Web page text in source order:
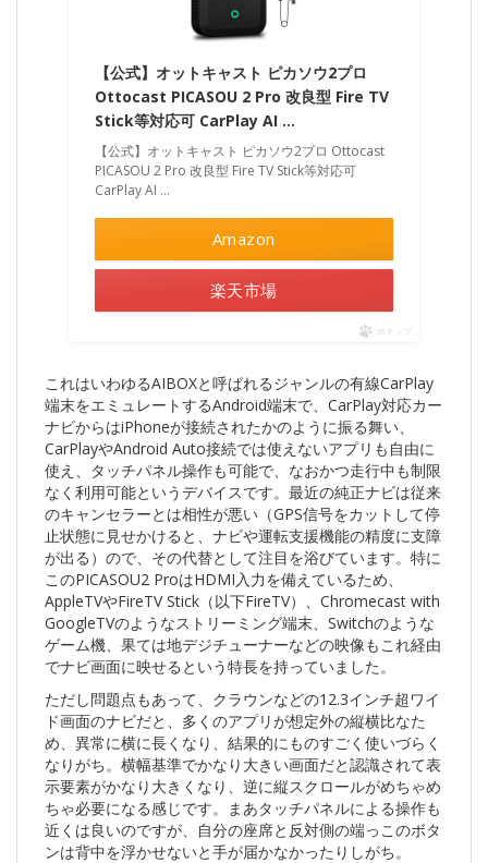
【公式】オットキャスト ピカソウ2プロ
Ottocast PICASOU 2 Pro 改良型 Fire TV
Stick等対応可 CarPlay AI …
【公式】オットキャスト ピカソウ2プロ Ottocast
PICASOU 2 Pro 改良型 Fire TV Stick等対応可
CarPlay AI …
Amazon
楽天市場
ポチップ
これはいわゆるAIBOXと呼ばれるジャンルの有線CarPlay
端末をエミュレートするAndroid端末で、CarPlay対応カー
ナビからはiPhoneが接続されたかのように振る舞い、
CarPlayやAndroid Auto接続では使えないアプリも自由に
使え、タッチパネル操作も可能で、なおかつ走行中も制限
なく利用可能というデバイスです。最近の純正ナビは従来
のキャンセラーとは相性が悪い（GPS信号をカットして停
止状態に見せかけると、ナビや運転支援機能の精度に支障
が出る）ので、その代替として注目を浴びています。特に
このPICASOU2 ProはHDMI入力を備えているため、
AppleTVやFireTV Stick（以下FireTV）、Chromecast with
GoogleTVのようなストリーミング端末、Switchのような
ゲーム機、果ては地デジチューナーなどの映像もこれ経由
でナビ画面に映せるという特長を持っていました。
ただし問題点もあって、クラウンなどの12.3インチ超ワイ
ド画面のナビだと、多くのアプリが想定外の縦横比なた
め、異常に横に長くなり、結果的にものすごく使いづらく
なりがち。横幅基準でかなり大きい画面だと認識されて表
示要素がかなり大きくなり、逆に縦スクロールがめちゃめ
ちゃ必要になる感じです。まあタッチパネルによる操作も
近くは良いのですが、自分の座席と反対側の端っこのボタ
ンは背中を浮かせないと手が届かなかったりしがち。